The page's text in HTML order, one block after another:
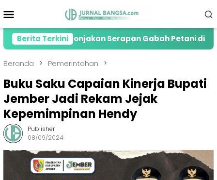
ke
Mobile
Berita Terkini
Lonjakan Serapan Gabah Petani di Jember
Beranda Pemerintahan
Buku Saku Capaian Kinerja Bupati
Jember Jadi Rekam Jejak
Kepemimpinan Hendy
Publisher
08/09/2024